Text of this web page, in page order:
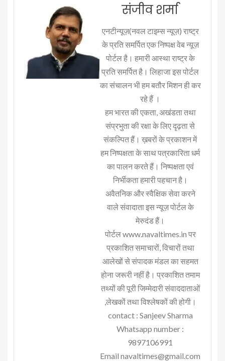
संजीव शर्मा
एनटीन्यूज़(नवल टाइम्स न्यूज़) राष्ट्र
के प्रति समर्पित एक निष्पक्ष वेब न्यूज़
पोर्टल है। हमारी आस्था राष्ट्र के
प्रति समर्पित है। लिहाजा इस पोर्टल
का संचालन भी हम बतौर मिशन ही कर
रहे हैं ।
हम भारत की एकता, अखंडता तथा
संप्रभुता की रक्षा के लिए दृढ़ता से
संकल्पित हैं। ख़बरों के प्रकाशन में
हम निष्पक्षता के साथ पत्रकारिता धर्म
का पालन करते हैं। निष्पक्षता एवं
निर्भीकता हमारी पहचान है।
अवैतनिक और स्वैक्षिक सेवा करने
वाले संवादाता इस न्यूज़ पोर्टल के
मेरुदंड हैं।
पोर्टल www.navaltimes.in पर
प्रकाशित समाचारों, विचारों तथा
आलेखों से संपादक मंडल का सहमत
होना जरूरी नहीं है। प्रकाशित तमाम
तथ्यों की पूरी जिम्मेदारी संवाददाताओं
,लेखकों तथा विश्लेषकों की होगी।
contact : Sanjeev Sharma
Whatsapp number :
9897106991
Email navaltimes@gmail.com